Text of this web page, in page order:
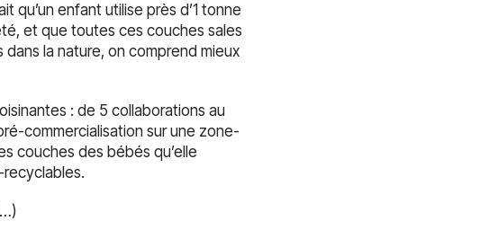
qu’un enfant utilise près d’1 tonne
et que toutes ces couches sales
la nature, on comprend mieux
: de 5 collaborations au
commercialisation sur une zone-
couches des bébés qu’elle